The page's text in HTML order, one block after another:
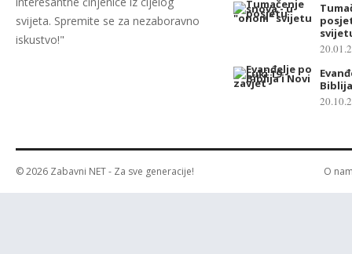
svijeta. Spremite se za nezaboravno
iskustvo!"
© 2026 Zabavni NET- Za sve generacije! O